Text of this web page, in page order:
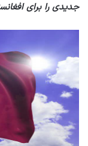
جدیدی را برای